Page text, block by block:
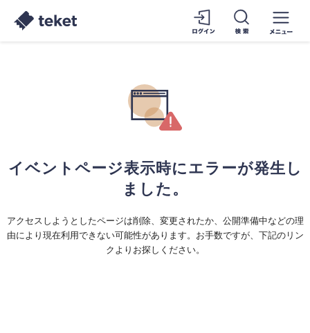
イベントページ表示時にエラーが発生し
ました。
アクセスしようとしたページは削除、変更されたか、公開準備中などの理
由により現在利用できない可能性があります。お手数ですが、下記のリン
クよりお探しください。